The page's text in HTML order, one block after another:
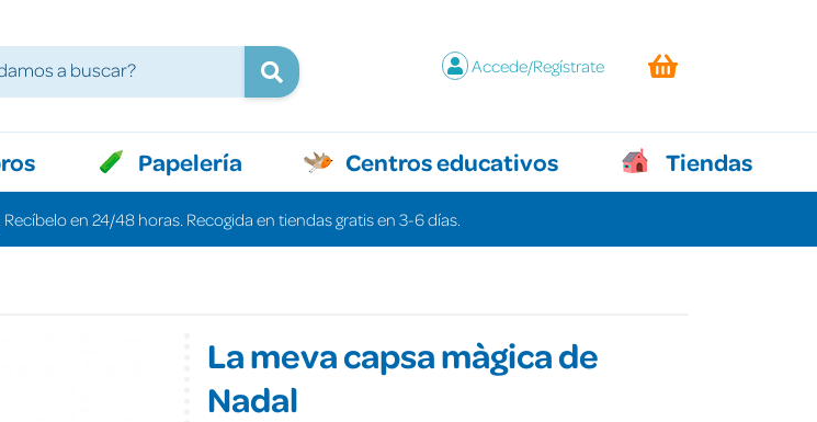
Accede/Regístrate
Papelería Centros educativos Tiendas
en 24/48 horas. Recogida en tiendas gratis en 3-6 días.
La meva capsa màgica de
Nadal